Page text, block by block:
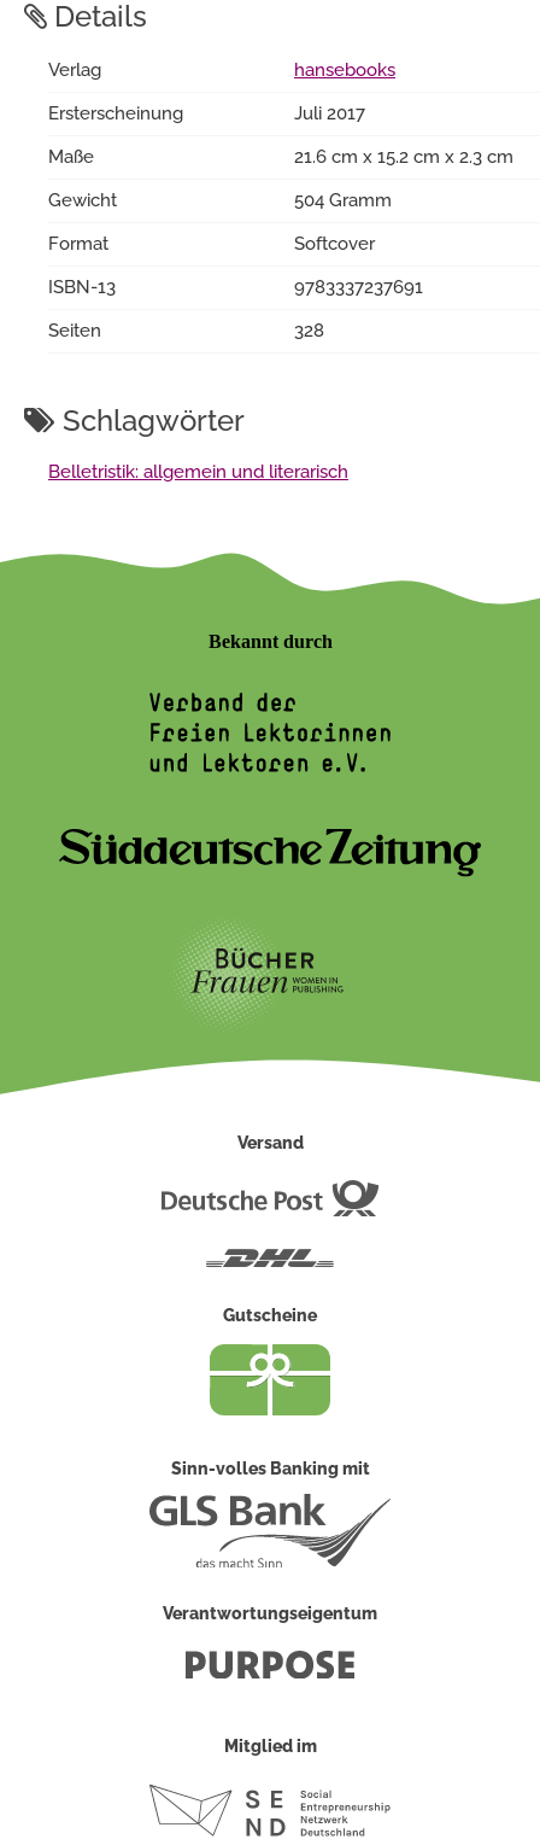
Details
Verlag
hansebooks
Ersterscheinung
Juli 2017
Maße
21.6 cm x 15.2 cm x 2.3 cm
Gewicht
504 Gramm
Format
Softcover
ISBN-13
9783337237691
Seiten
328
Schlagwörter
Belletristik: allgemein und literarisch
Bekannt durch
Versand
Gutscheine
Sinn-volles Banking mit
Verantwortungseigentum
Mitglied im